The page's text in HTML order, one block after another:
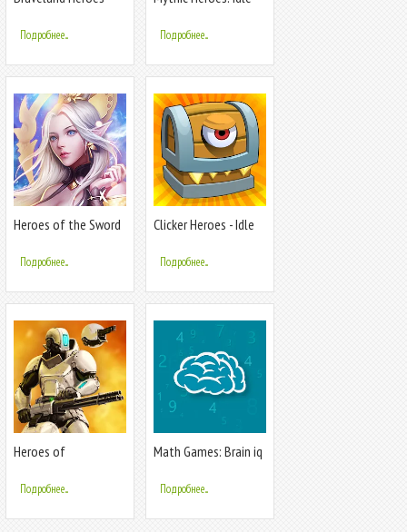
Подробнее... Подробнее...
Heroes of the Sword
Подробнее...
Clicker Heroes - Idle
Подробнее...
Heroes of
Подробнее...
Math Games: Brain iq
Подробнее...